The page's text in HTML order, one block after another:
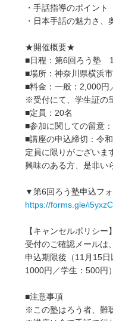
・手話指導のポイント
・日本手話の魅力さ、
★開催概要★
■日程：第6回ろう塾
■場所：神奈川県横浜
■料金：一般：2,000円
※受付にて、学生証の
■定員：20名
■参加に関しての留意
■講座の申込締切：令
定員に限りがございま
興味のある方、是非い
▼第6回ろう塾申込フ
https://forms.gle/
【キャンセルポリシー】
受付のご確認メールは
申込期限後（11月15日
1000円／学生：500円
■注意事項
※この塾はろう者、難